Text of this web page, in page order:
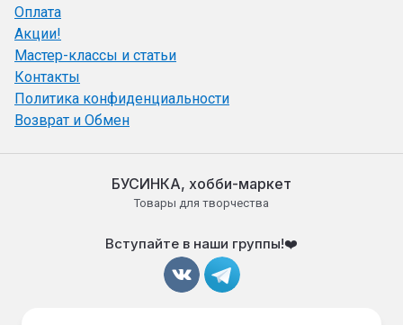
Оплата
Акции!
Мастер-классы и статьи
Контакты
Политика конфиденциальности
Возврат и Обмен
БУСИНКА, хобби-маркет
Товары для творчества
Вступайте в наши группы!❤️